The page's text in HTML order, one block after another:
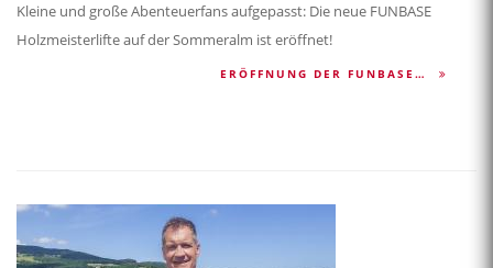
Kleine und große Abenteuerfans aufgepasst: Die neue FUNBASE
Holzmeisterlifte auf der Sommeralm ist eröffnet!
ERÖFFNUNG DER FUNBASE…